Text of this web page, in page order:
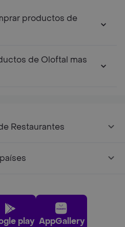
productos de
de Oloftal mas
Restaurantes
play AppGallery